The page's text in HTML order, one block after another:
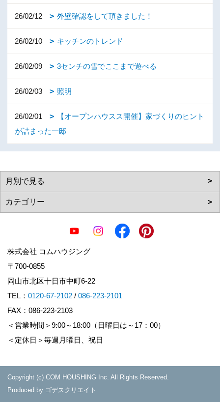
26/02/12 外壁確認をして頂きました！
26/02/10 キッチンのトレンド
26/02/09 3センチの雪でここまで遊べる
26/02/03 照明
26/02/01
【オープンハウスス開催】家づくりのヒント
が詰まった一邸
株式会社 コムハウジング
〒700-0855
岡山市北区十日市中町6-22
TEL： 0120-67-2102 / 086-223-2101
FAX：086-223-2103
＜営業時間＞9:00～18:00（日曜日は～17：00）
＜定休日＞毎週月曜日、祝日
Copyright (c) COM HOUSHING Inc. All Rights Reserved.
Produced by ゴデスクリエイト